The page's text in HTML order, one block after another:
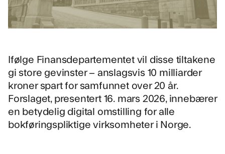
Ifølge Finansdepartementet vil disse tiltakene
gi store gevinster – anslagsvis 10 milliarder
kroner spart for samfunnet over 20 år.
Forslaget, presentert 16. mars 2026, innebærer
en betydelig digital omstilling for alle
bokføringspliktige virksomheter i Norge.